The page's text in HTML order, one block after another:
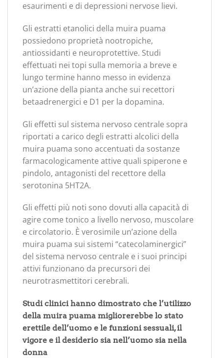
esaurimenti e di depressioni nervose lievi.
Gli estratti etanolici della muira puama
possiedono proprietà nootropiche,
antiossidanti e neuroprotettive. Studi
effettuati nei topi sulla memoria a breve e
lungo termine hanno messo in evidenza
un’azione della pianta anche sui recettori
betaadrenergici e D1 per la dopamina.
Gli effetti sul sistema nervoso centrale sopra
riportati a carico degli estratti alcolici della
muira puama sono accentuati da sostanze
farmacologicamente attive quali spiperone e
pindolo, antagonisti del recettore della
serotonina 5HT2A.
Gli effetti più noti sono dovuti alla capacità di
agire come tonico a livello nervoso, muscolare
e circolatorio. È verosimile un’azione della
muira puama sui sistemi “catecolaminergici”
del sistema nervoso centrale e i suoi principi
attivi funzionano da precursori dei
neurotrasmettitori cerebrali.
Studi clinici hanno dimostrato che l’utilizzo
della muira puama migliorerebbe lo stato
erettile dell’uomo e le funzioni sessuali, il
vigore e il desiderio sia nell’uomo sia nella
donna